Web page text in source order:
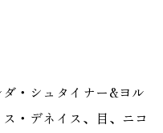
・シュタイナー&ヨル
・デネイス、目、ニコ